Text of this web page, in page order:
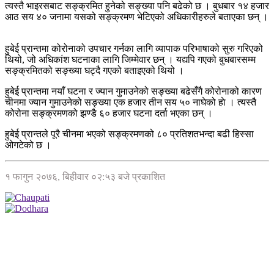
त्यस्तै भाइरसबाट सङ्क्रमित हुनेको सङ्ख्या पनि बढेको छ । बुधबार १४ हजार
आठ सय ४० जनामा यसको सङ्क्रमण भेटिएको अधिकारीहरुले बताएका छन् ।
हुबेई प्रान्तमा कोरोनाको उपचार गर्नका लागि व्यापाक परिभाषाको सुरु गरिएको
थियो, जो अधिकांश घटनाका लागि जिम्मेवार छन् । यद्यपि गएको बुधबारसम्म
सङ्क्रमितको सङ्ख्या घट्दै गएको बताइएको थियो ।
हुबेई प्रान्तमा नयाँ घटना र ज्यान गुमाउनेको सङ्ख्या बढेसँगै कोरोनाको कारण
चीनमा ज्यान गुमाउनेको सङ्ख्या एक हजार तीन सय ५० नाघेको हाे । त्यस्तै
कोरोना सङ्क्रमणको झण्डै ६० हजार घटना दर्ता भएका छन् ।
हुबेई प्रान्तले पूरै चीनमा भएको सङ्क्रमणको ८० प्रतिशतभन्दा बढी हिस्सा
ओगटेको छ ।
१ फागुन २०७६, बिहीवार ०२:५३ बजे प्रकाशित